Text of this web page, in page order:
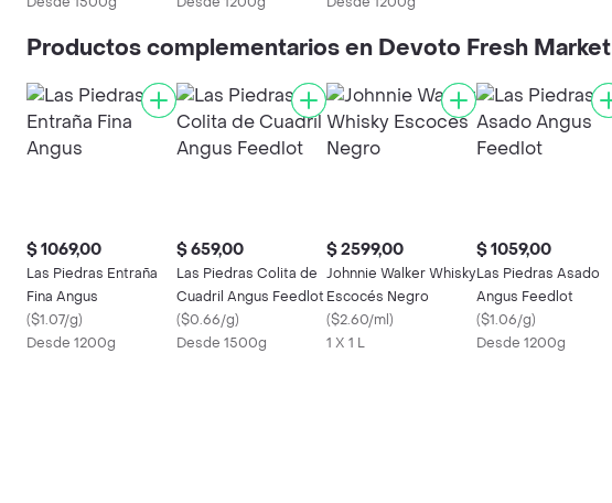
Productos complementarios en Devoto Fresh Market
$ 1069,00
Las Piedras Entraña
Fina Angus
($1.07/g)
Desde 1200g
$ 659,00
Las Piedras Colita de
Cuadril Angus Feedlot
($0.66/g)
Desde 1500g
$ 2599,00
Johnnie Walker Whisky
Escocés Negro
($2.60/ml)
1 X 1 L
$ 1059,00
Las Piedras Asado
Angus Feedlot
($1.06/g)
Desde 1200g